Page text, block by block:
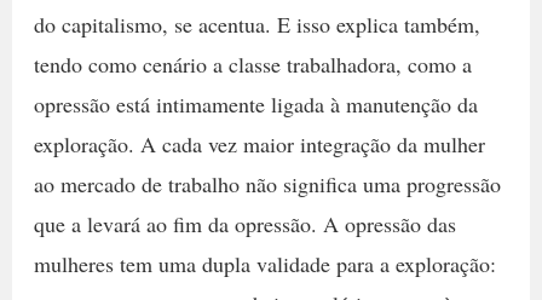
do capitalismo, se acentua. E isso explica também,
tendo como cenário a classe trabalhadora, como a
opressão está intimamente ligada à manutenção da
exploração. A cada vez maior integração da mulher
ao mercado de trabalho não significa uma progressão
que a levará ao fim da opressão. A opressão das
mulheres tem uma dupla validade para a exploração: